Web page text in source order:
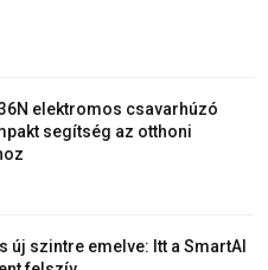
elektromos csavarhúzó
segítség az otthoni
új szintre emelve: Itt a SmartAI